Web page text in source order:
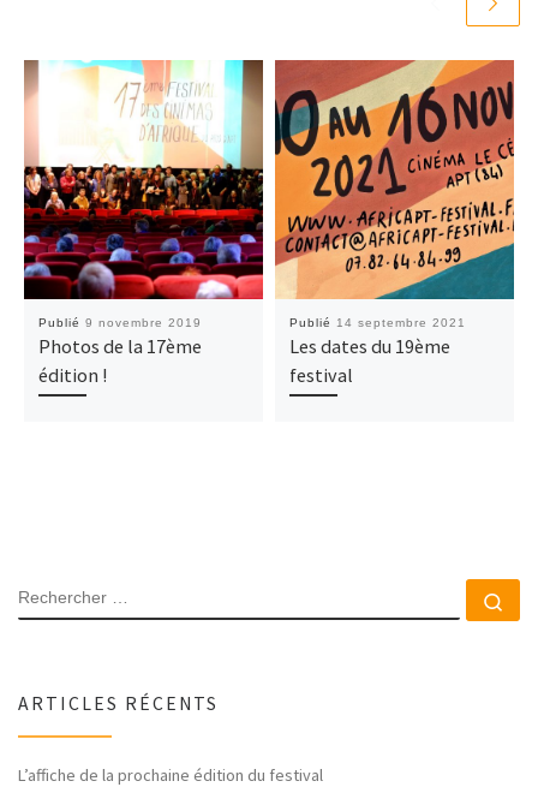
Publié 9 novembre 2019
Photos de la 17ème
édition !
Publié 14 septembre 2021
Les dates du 19ème
festival
RECHERCHER
ARTICLES RÉCENTS
L’affiche de la prochaine édition du festival